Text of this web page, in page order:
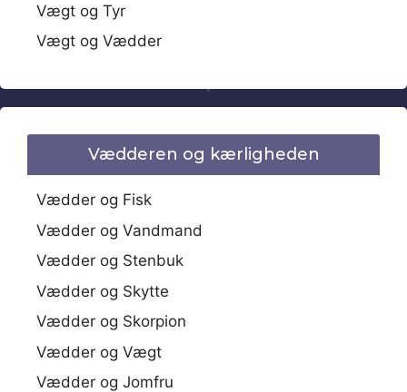
Vægt og Tyr
Vægt og Vædder
Vædderen og kærligheden
Vædder og Fisk
Vædder og Vandmand
Vædder og Stenbuk
Vædder og Skytte
Vædder og Skorpion
Vædder og Vægt
Vædder og Jomfru